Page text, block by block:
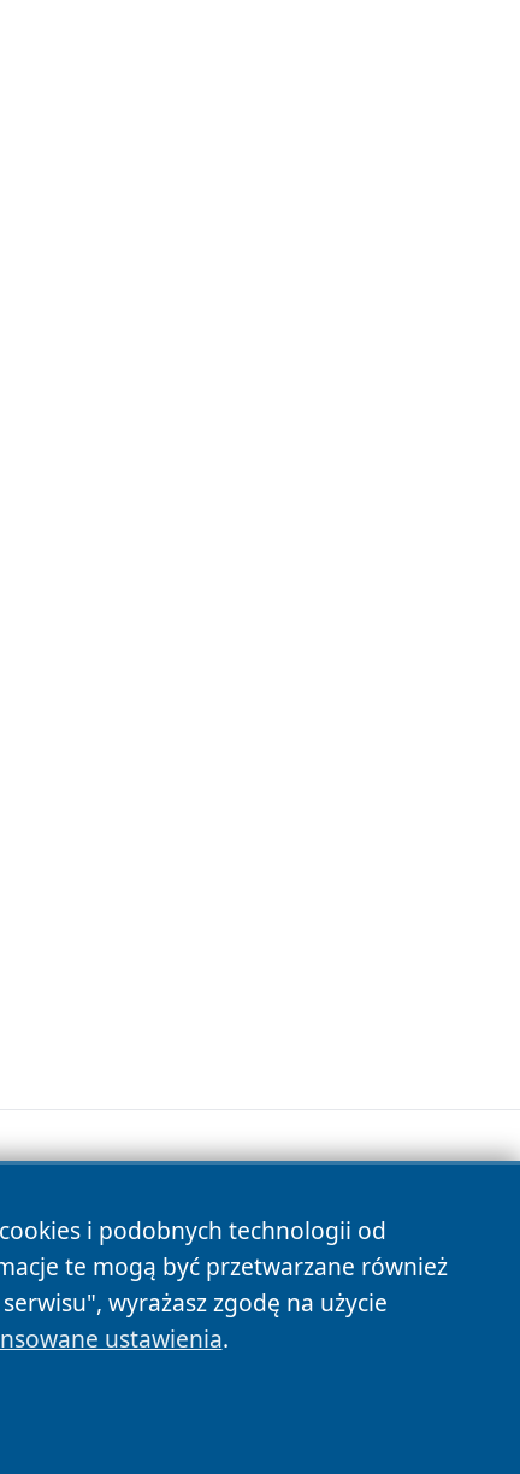
i podobnych technologii od
te mogą być przetwarzane również
wyrażasz zgodę na użycie
ustawienia.